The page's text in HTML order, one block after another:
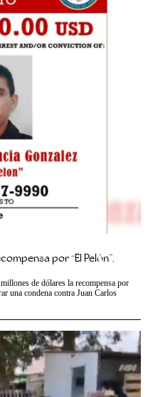
por “El Pelón”,
de dólares la recompensa por
una condena contra Juan Carlos